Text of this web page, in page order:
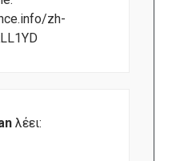
zh-
λέει: